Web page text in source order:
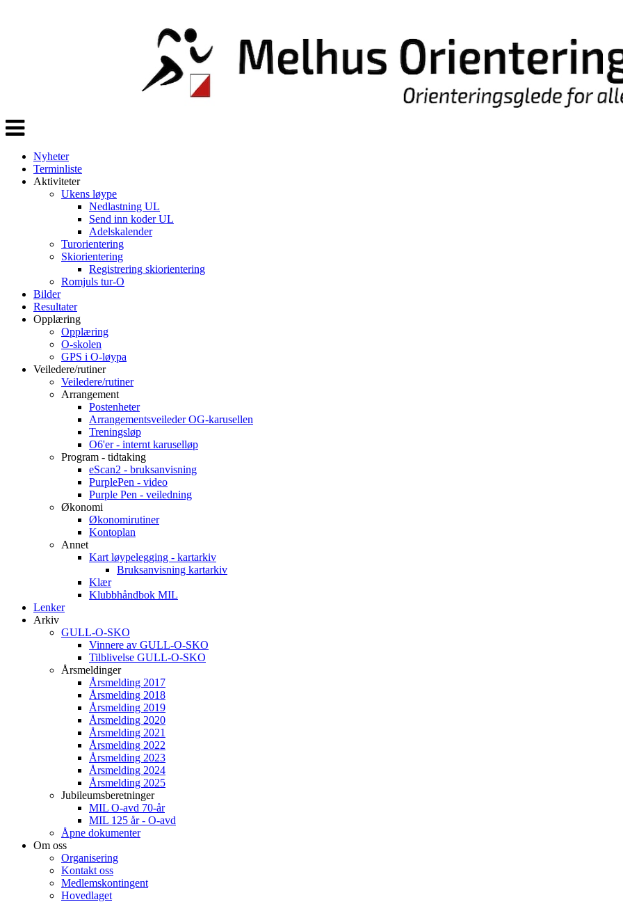
Veksle
navigasjon
Nyheter
Terminliste
Aktiviteter
Ukens løype
Nedlastning UL
Send inn koder UL
Adelskalender
Turorientering
Skiorientering
Registrering skiorientering
Romjuls tur-O
Bilder
Resultater
Opplæring
Opplæring
O-skolen
GPS i O-løypa
Veiledere/rutiner
Veiledere/rutiner
Arrangement
Postenheter
Arrangementsveileder OG-karusellen
Treningsløp
O6'er - internt karuselløp
Program - tidtaking
eScan2 - bruksanvisning
PurplePen - video
Purple Pen - veiledning
Økonomi
Økonomirutiner
Kontoplan
Annet
Kart løypelegging - kartarkiv
Bruksanvisning kartarkiv
Klær
Klubbhåndbok MIL
Lenker
Arkiv
GULL-O-SKO
Vinnere av GULL-O-SKO
Tilblivelse GULL-O-SKO
Årsmeldinger
Årsmelding 2017
Årsmelding 2018
Årsmelding 2019
Årsmelding 2020
Årsmelding 2021
Årsmelding 2022
Årsmelding 2023
Årsmelding 2024
Årsmelding 2025
Jubileumsberetninger
MIL O-avd 70-år
MIL 125 år - O-avd
Åpne dokumenter
Om oss
Organisering
Kontakt oss
Medlemskontingent
Hovedlaget